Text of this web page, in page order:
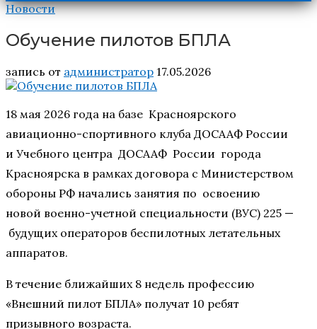
Новости
Обучение пилотов БПЛА
запись от администратор 17.05.2026
18 мая 2026 года на базе Красноярского
авиационно-спортивного клуба ДОСААФ России
и Учебного центра ДОСААФ России города
Красноярска в рамках договора с Министерством
обороны РФ начались занятия по освоению
новой военно-учетной специальности (ВУС) 225 —
будущих операторов беспилотных летательных
аппаратов.
В течение ближайших 8 недель профессию
«Внешний пилот БПЛА» получат 10 ребят
призывного возраста.